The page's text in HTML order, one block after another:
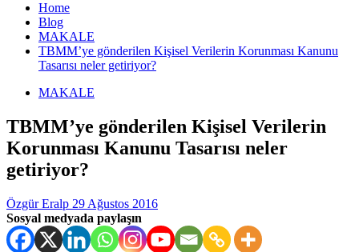
Home
Blog
MAKALE
TBMM’ye gönderilen Kişisel Verilerin Korunması Kanunu
Tasarısı neler getiriyor?
MAKALE
TBMM’ye gönderilen Kişisel Verilerin
Korunması Kanunu Tasarısı neler
getiriyor?
Özgür Eralp 29 Ağustos 2016
Sosyal medyada paylaşın